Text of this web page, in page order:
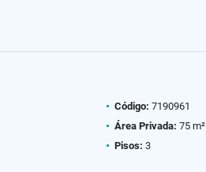
Código: 7190961
Área Privada: 75 m²
Pisos: 3